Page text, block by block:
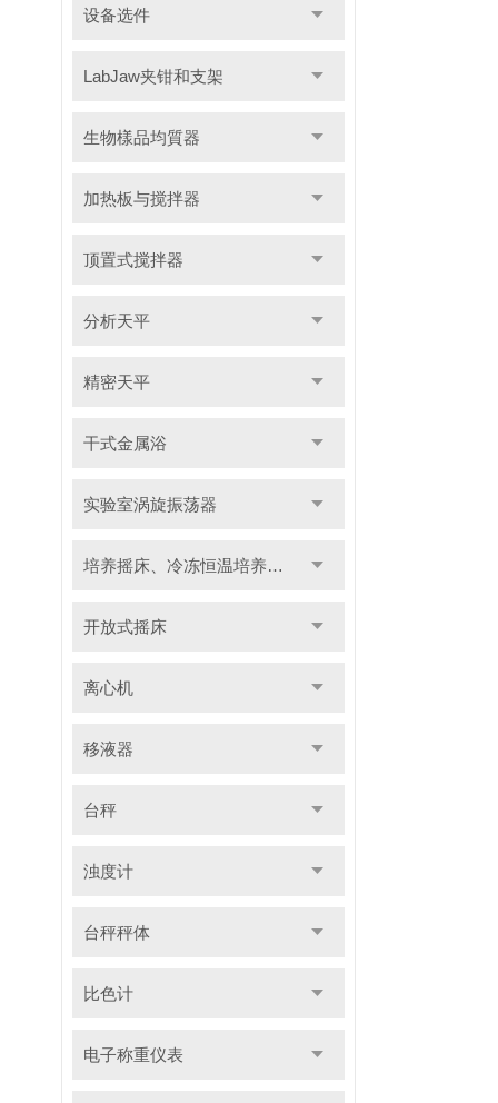
设备选件
LabJaw夹钳和支架
生物樣品均質器
加热板与搅拌器
顶置式搅拌器
分析天平
精密天平
干式金属浴
实验室涡旋振荡器
培养摇床、冷冻恒温培养摇床
开放式摇床
离心机
移液器
台秤
浊度计
台秤秤体
比色计
电子称重仪表